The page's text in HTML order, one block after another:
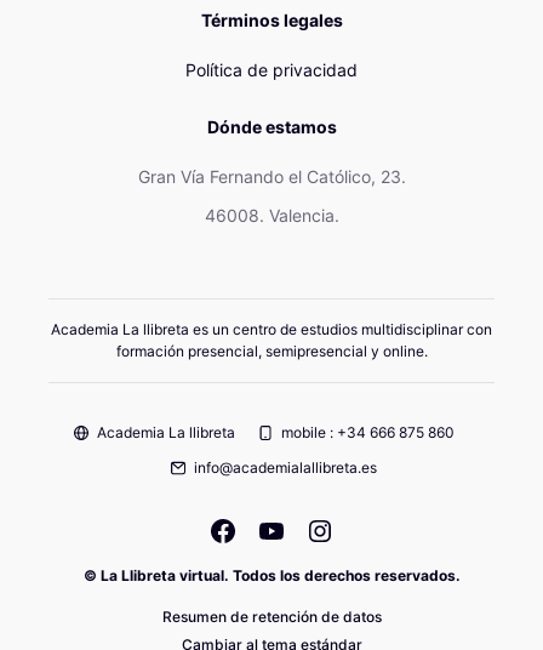
Términos legales
Política de privacidad
Dónde estamos
Gran Vía Fernando el Católico, 23.
46008. Valencia.
Academia La llibreta es un centro de estudios multidisciplinar con
formación presencial, semipresencial y online.
Academia La llibreta
mobile : +34 666 875 860
info@academialallibreta.es
© La Llibreta virtual. Todos los derechos reservados.
Resumen de retención de datos
Cambiar al tema estándar